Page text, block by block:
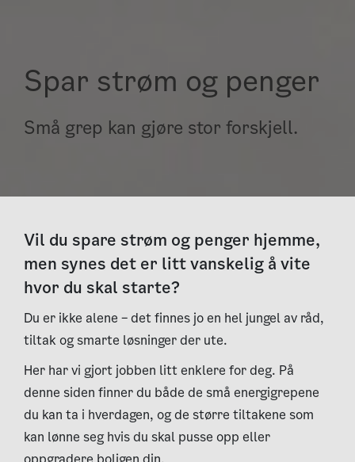
Spar strøm og penger
Små grep kan gjøre stor forskjell.
Vil du spare strøm og penger hjemme,
men synes det er litt vanskelig å vite
hvor du skal starte?
Du er ikke alene – det finnes jo en hel jungel av råd,
tiltak og smarte løsninger der ute.
Her har vi gjort jobben litt enklere for deg. På
denne siden finner du både de små energigrepene
du kan ta i hverdagen, og de større tiltakene som
kan lønne seg hvis du skal pusse opp eller